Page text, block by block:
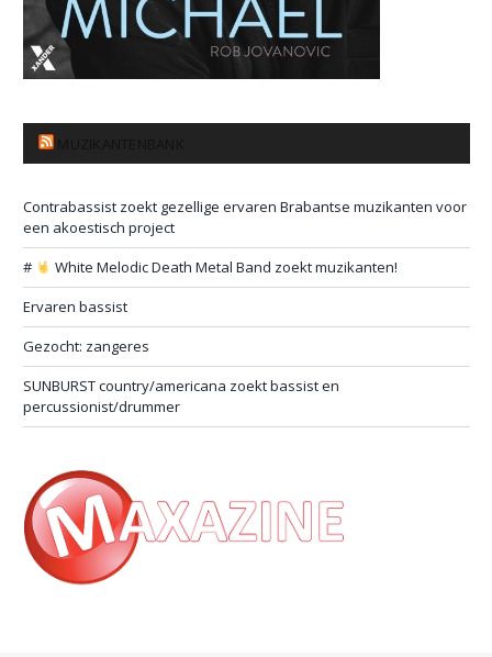
Contrabassist zoekt gezellige ervaren Brabantse muzikanten voor
een akoestisch project
#
White Melodic Death Metal Band zoekt muzikanten!
Ervaren bassist
Gezocht: zangeres
SUNBURST country/americana zoekt bassist en
percussionist/drummer